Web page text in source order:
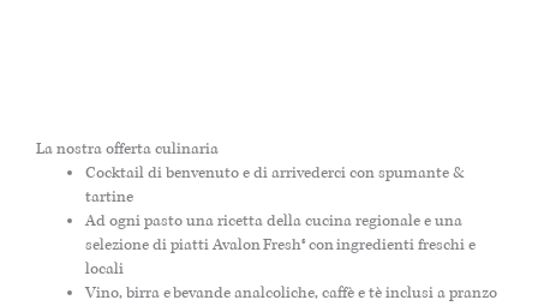
La nostra offerta culinaria
Cocktail di benvenuto e di arrivederci con spumante &
tartine
Ad ogni pasto una ricetta della cucina regionale e una
selezione di piatti Avalon Fresh® con ingredienti freschi e
locali
Vino, birra e bevande analcoliche, caffè e tè inclusi a pranzo